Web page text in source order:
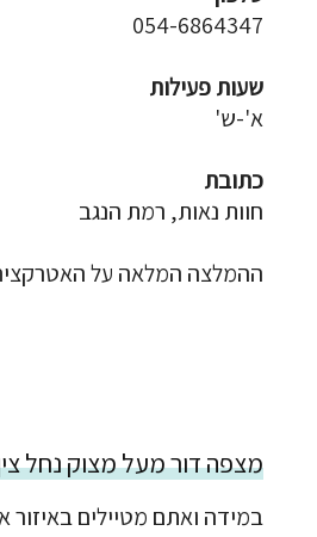
054-6864347
שעות פעילות
א'-ש'
כתובת
חוות נאות, רמת הנגב
ההמלצה המלאה על
מצפה דור מעל מצוק נחל
במידה ואתם מטיילים